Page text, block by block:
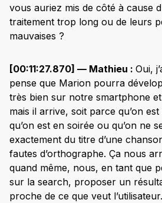
vous auriez mis de côté à cause
traitement trop long ou de leurs
mauvaises ?
[00:11:27.870] — Mathieu : Oui,
pense que Marion pourra
très bien sur notre smartphone
mais il arrive, soit parce qu’on
qu’on est en soirée ou qu’on ne
exactement du titre d’une
fautes d’orthographe. Ça nous
quand même, nous, en tant que
sur la search, proposer un
proche de ce que veut